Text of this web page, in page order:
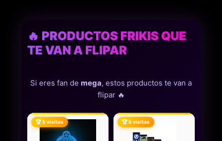
🔥 PRODUCTOS FRIKIS QUE
TE VAN A FLIPAR
Si eres fan de mega, estos productos te van a
flipar 🔥
🏆 5 visitas 🏆 5 visitas